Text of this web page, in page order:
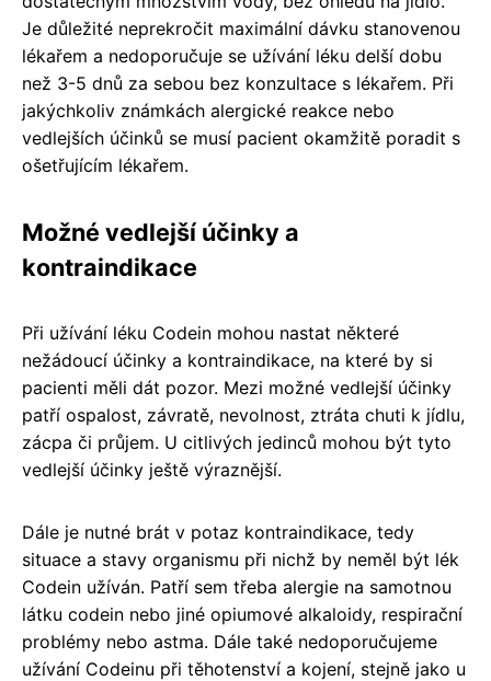
Je důležité neprekročit maximální dávku stanovenou
lékařem a nedoporučuje se užívání léku delší dobu
než 3-5 dnů za sebou bez konzultace s lékařem. Při
jakýchkoliv známkách alergické reakce nebo
vedlejších účinků se musí pacient okamžitě poradit s
ošetřujícím lékařem.
Možné vedlejší účinky a
kontraindikace
Při užívání léku Codein mohou nastat některé
nežádoucí účinky a kontraindikace, na které by si
pacienti měli dát pozor. Mezi možné vedlejší účinky
patří ospalost, závratě, nevolnost, ztráta chuti k jídlu,
zácpa či průjem. U citlivých jedinců mohou být tyto
vedlejší účinky ještě výraznější.
Dále je nutné brát v potaz kontraindikace, tedy
situace a stavy organismu při nichž by neměl být lék
Codein užíván. Patří sem třeba alergie na samotnou
látku codein nebo jiné opiumové alkaloidy, respirační
problémy nebo astma. Dále také nedoporučujeme
užívání Codeinu při těhotenství a kojení, stejně jako u